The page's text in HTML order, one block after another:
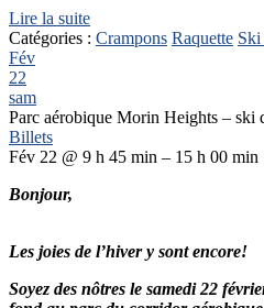
Lire la suite
Catégories : Crampons Raquette Ski
Fév
22
sam
Parc aérobique Morin Heights – ski
Billets
Fév 22 @ 9 h 45 min – 15 h 00 min
Bonjour,
Les joies de l’hiver y sont encore!
Soyez des nôtres le samedi 22